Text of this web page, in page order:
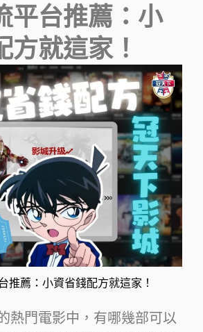
平台推薦：小
方就這家！
推薦：小資省錢配方就這家！
熱門電影中，有哪幾部可以